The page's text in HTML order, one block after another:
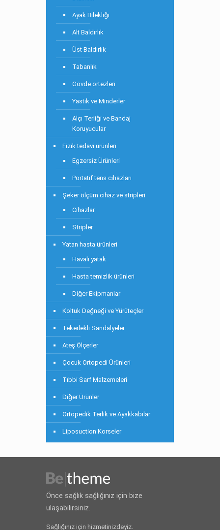
Ayak Bilekliği
Alt Baldırlık
Üst Baldırlık
Tabanlık
Gövde ortezleri
Yastık ve Minderler
Alçı Terliği ve Bandaj
Koruyucular
Fizik tedavi ürünleri
Egzersiz Ürünleri
Portatif tens cihazları
Şeker ölçüm cihaz ve stripleri
Cihazlar
Stripler
Yatan hasta ürünleri
Havalı yatak
Hasta temizlik ürünleri
Diğer Ekipmanlar
Koltuk Değneği ve Yürüteçler
Tekerlekli Sandalyeler
Ateş Ölçerler
Çocuk Ortopedi Ürünleri
Tıbbi Sarf Malzemeleri
Diğer Ürünler
Ortopedik Terlik ve Ayakkabılar
Liposuction Korseler
Önce sağlık sağlığınız için bize
ulaşabilirsiniz.
Sağlığınız için hizmetinizdeyiz.